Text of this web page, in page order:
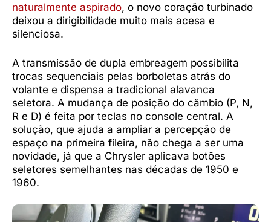
naturalmente aspirado, o novo coração turbinado
deixou a dirigibilidade muito mais acesa e
silenciosa.
A transmissão de dupla embreagem possibilita
trocas sequenciais pelas borboletas atrás do
volante e dispensa a tradicional alavanca
seletora. A mudança de posição do câmbio (P, N,
R e D) é feita por teclas no console central. A
solução, que ajuda a ampliar a percepção de
espaço na primeira fileira, não chega a ser uma
novidade, já que a Chrysler aplicava botões
seletores semelhantes nas décadas de 1950 e
1960.